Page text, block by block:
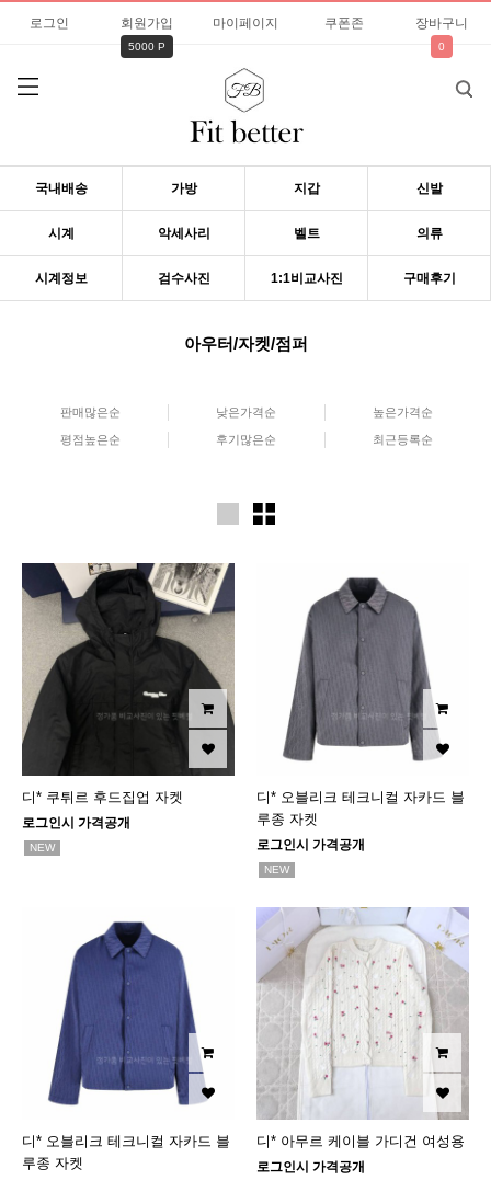
로그인 회원가입
5000 P
마이페이지 쿠폰존 장바구니
0
국내배송 가방 지갑 신발
시계 악세사리 벨트 의류
시계정보 검수사진 1:1비교사진 구매후기
아우터/자켓/점퍼
판매많은순 낮은가격순 높은가격순
평점높은순 후기많은순 최근등록순
디* 쿠튀르 후드집업 자켓
로그인시 가격공개
NEW
디* 오블리크 테크니컬 자카드 블
루종 자켓
로그인시 가격공개
NEW
디* 오블리크 테크니컬 자카드 블
루종 자켓
디* 아무르 케이블 가디건 여성용
로그인시 가격공개